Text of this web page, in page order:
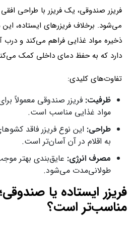
فریزر صندوقی، یک فریزر با طراحی
می‌شود. برخلاف فریزرهای ایستاده،
ذخیره مواد غذایی فراهم می‌کند و درب
دارد که به حفظ دمای داخلی کمک
تفاوت‌های کلیدی:
ظرفیت: فریزر صندوقی معمولاً
مواد غذایی مناسب است.
طراحی: این نوع فریزر فاقد
به اقلام در آن آسان‌تر است.
مصرف انرژی: عایق‌بندی بهتر
طولانی‌مدت می‌شود.
فریزر ایستاده یا
مناسب‌تر است؟